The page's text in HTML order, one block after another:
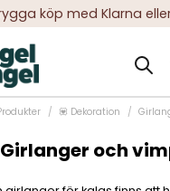
köp med Klarna
10 000-tals nöjda kunder
💟 Dekoration
Girlanger och